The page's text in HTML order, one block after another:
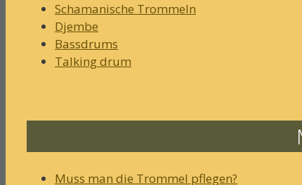
Schamanische Trommeln
Djembe
Bassdrums
Talking drum
Muss man die Trommel pflegen?